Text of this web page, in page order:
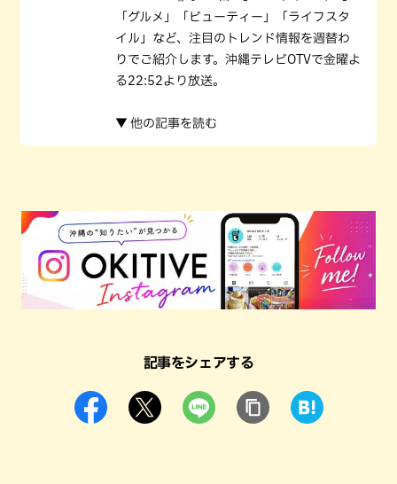
「グルメ」「ビューティー」「ライフスタ
イル」など、注目のトレンド情報を週替わ
りでご紹介します。沖縄テレビOTVで金曜よ
る22:52より放送。
▼ 他の記事を読む
記事をシェアする